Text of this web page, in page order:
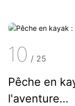
10 / 25
Pêche en
l'aventure...